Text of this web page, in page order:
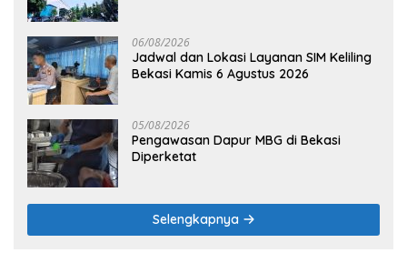
06/08/2026
Jadwal dan Lokasi Layanan SIM Keliling
Bekasi Kamis 6 Agustus 2026
05/08/2026
Pengawasan Dapur MBG di Bekasi
Diperketat
Selengkapnya